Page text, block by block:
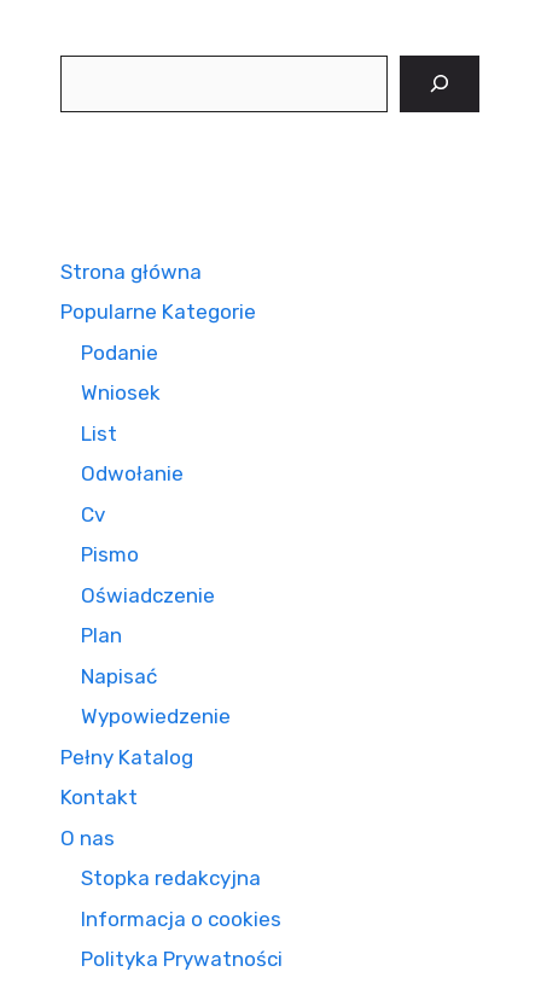
Strona główna
Popularne Kategorie
Podanie
Wniosek
List
Odwołanie
Cv
Pismo
Oświadczenie
Plan
Napisać
Wypowiedzenie
Pełny Katalog
Kontakt
O nas
Stopka redakcyjna
Informacja o cookies
Polityka Prywatności